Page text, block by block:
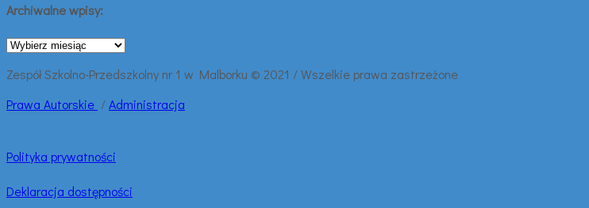
Archiwalne wpisy:
Archiwalne
Zespół Szkolno-Przedszkolny nr 1 w Malborku © 2021 / Wszelkie prawa zastrzeżone
Prawa Autorskie /Administracja
Polityka prywatności
Deklaracja dostępności